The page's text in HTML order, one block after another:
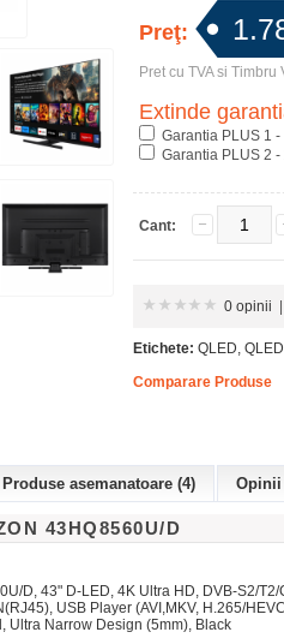
Preţ:
Pret cu TVA si Timbru
Extinde
Garantia PLUS 1
Garantia PLUS 2
Cant:
0 opinii
Etichete: QLED,
Comparare Produse
Produse asemanatoare (4) Opinii
43HQ8560U/D
D, 43" D-LED, 4K Ultra HD, DVB-S2/
USB Player (AVI,MKV, H.265/
Ultra Narrow Design (5mm), Black